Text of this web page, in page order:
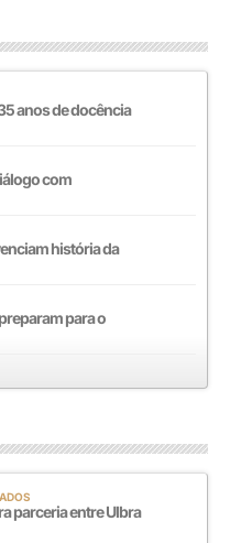
anos de docência
com
história da
para o
parceria entre Ulbra